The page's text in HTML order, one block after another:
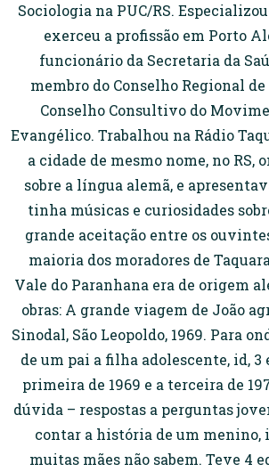
Sociologia na PUC/RS.
exerceu a profissão em Porto
funcionário da Secretaria da
membro do Conselho Regional
Conselho Consultivo do
Evangélico. Trabalhou na Rádio
a cidade de mesmo nome, no RS,
sobre a língua alemã, e
tinha músicas e curiosidades
grande aceitação entre os
maioria dos moradores de
Vale do Paranhana era de origem
obras: A grande viagem de João
Sinodal, São Leopoldo, 1969. Para
de um pai a filha adolescente, id, 3
primeira de 1969 e a terceira de
dúvida – respostas a perguntas
contar a história de um menino,
muitas mães não sabem. Teve 4